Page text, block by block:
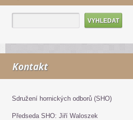
Kontakt
Sdružení hornických odborů (SHO)
Předseda SHO: Jiří Waloszek